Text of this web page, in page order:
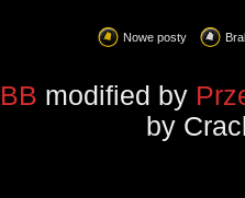
Nowe posty
modified by
by